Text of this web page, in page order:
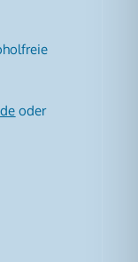
oder